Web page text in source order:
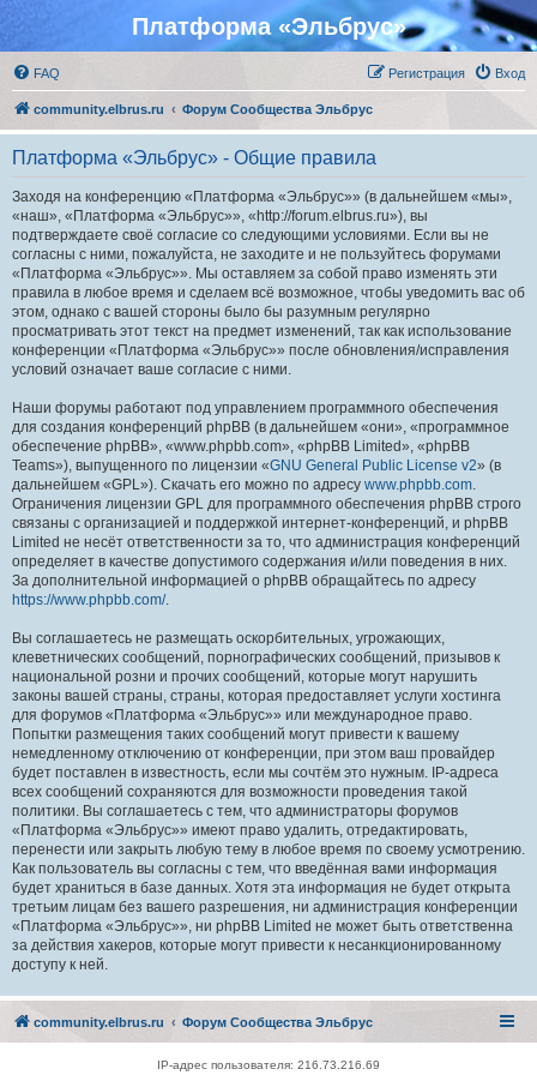
Платформа «Эльбрус»
FAQ Вход
Регистрация
community.elbrus.ru Форум Сообщества Эльбрус
Платформа «Эльбрус» - Общие правила
Заходя на конференцию «Платформа «Эльбрус»» (в дальнейшем «мы»,
«наш», «Платформа «Эльбрус»», «http://forum.elbrus.ru»), вы
подтверждаете своё согласие со следующими условиями. Если вы не
согласны с ними, пожалуйста, не заходите и не пользуйтесь форумами
«Платформа «Эльбрус»». Мы оставляем за собой право изменять эти
правила в любое время и сделаем всё возможное, чтобы уведомить вас об
этом, однако с вашей стороны было бы разумным регулярно
просматривать этот текст на предмет изменений, так как использование
конференции «Платформа «Эльбрус»» после обновления/исправления
условий означает ваше согласие с ними.
Наши форумы работают под управлением программного обеспечения
для создания конференций phpBB (в дальнейшем «они», «программное
обеспечение phpBB», «www.phpbb.com», «phpBB Limited», «phpBB
Teams»), выпущенного по лицензии «GNU General Public License v2» (в
дальнейшем «GPL»). Скачать его можно по адресу www.phpbb.com.
Ограничения лицензии GPL для программного обеспечения phpBB строго
связаны с организацией и поддержкой интернет-конференций, и phpBB
Limited не несёт ответственности за то, что администрация конференций
определяет в качестве допустимого содержания и/или поведения в них.
За дополнительной информацией о phpBB обращайтесь по адресу
https://www.phpbb.com/.
Вы соглашаетесь не размещать оскорбительных, угрожающих,
клеветнических сообщений, порнографических сообщений, призывов к
национальной розни и прочих сообщений, которые могут нарушить
законы вашей страны, страны, которая предоставляет услуги хостинга
для форумов «Платформа «Эльбрус»» или международное право.
Попытки размещения таких сообщений могут привести к вашему
немедленному отключению от конференции, при этом ваш провайдер
будет поставлен в известность, если мы сочтём это нужным. IP-адреса
всех сообщений сохраняются для возможности проведения такой
политики. Вы соглашаетесь с тем, что администраторы форумов
«Платформа «Эльбрус»» имеют право удалить, отредактировать,
перенести или закрыть любую тему в любое время по своему усмотрению.
Как пользователь вы согласны с тем, что введённая вами информация
будет храниться в базе данных. Хотя эта информация не будет открыта
третьим лицам без вашего разрешения, ни администрация конференции
«Платформа «Эльбрус»», ни phpBB Limited не может быть ответственна
за действия хакеров, которые могут привести к несанкционированному
доступу к ней.
community.elbrus.ru Форум Сообщества Эльбрус
IP-адрес пользователя: 216.73.216.69